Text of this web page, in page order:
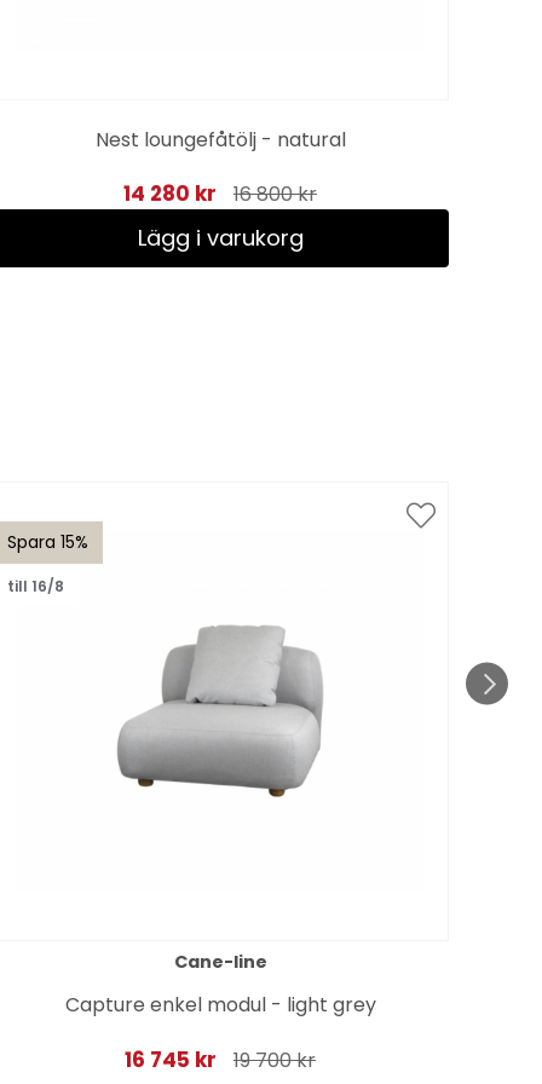
Nest loungefåtölj - natural
14 280 kr 16 800 kr
Lägg i varukorg
Spara 15%
till 16/8
Cane-line
Capture enkel modul - light grey
16 745 kr 19 700 kr